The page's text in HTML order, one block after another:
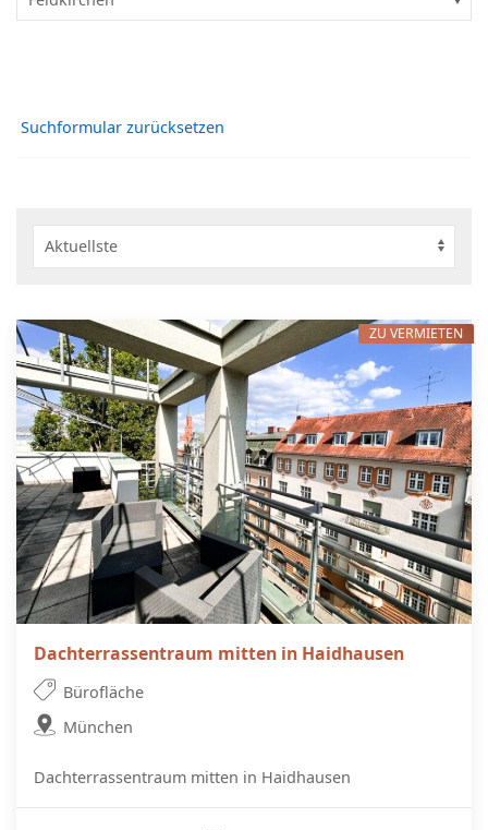
Suchformular zurücksetzen
Dachterrassentraum mitten in Haidhausen
Bürofläche
München
Dachterrassentraum mitten in Haidhausen
ZU VERMIETEN